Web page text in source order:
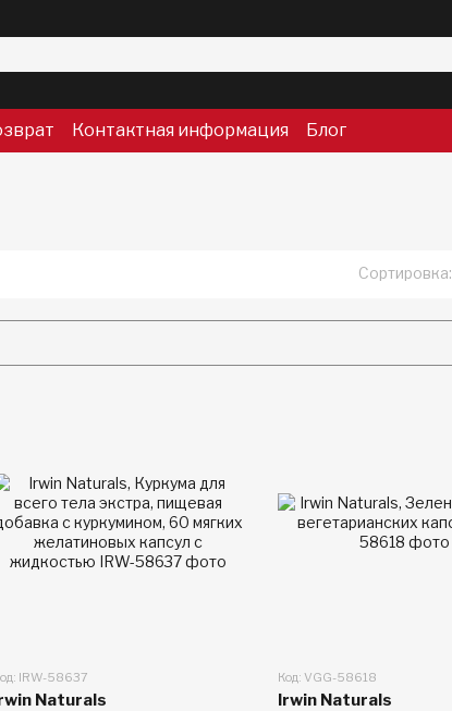
Контактная информация Блог
Сортировка:
IRW-58637
Naturals
Код: VGG-58618
Irwin Naturals